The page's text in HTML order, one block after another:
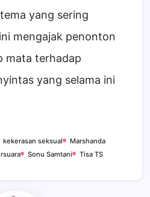
yang sering
mengajak penonton
mata terhadap
yang selama ini
kekerasan seksual
Marshanda
Sonu Samtani Tisa TS